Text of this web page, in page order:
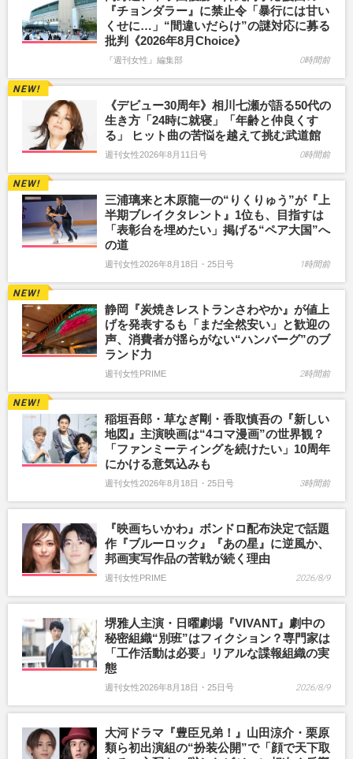
『チョンダラー』に禁止令「暴行には甘い
くせに…」“間違いだらけ”の謎対応に募る
批判《2026年8月Choice》
『週刊女性』編集部 0時間前
《デビュー30周年》相川七瀬が語る50代の
生き方「24時に就寝」「年齢と仲良くす
る」 ヒット曲の苦悩を越えて挑む武道館
週刊女性2026年8月11日号 0時間前
三浦璃来と木原龍一の“りくりゅう”が『上
半期ブレイクタレント』1位も、目指すは
「表彰台を埋めたい」掲げる“ペア大国”へ
の道
週刊女性2026年8月18日・25日号 1時間前
静岡『炭焼きレストランさわやか』が値上
げを発表するも「まだ全然安い」と歓迎の
声、消費者が揺らがない“ハンバーグ”のブ
ランド力
週刊女性PRIME 2時間前
稲垣吾郎・草なぎ剛・香取慎吾の『新しい
地図』主演映画は“4コマ漫画”の世界観？
「ファンミーティングを続けたい」10周年
にかける意気込みも
週刊女性2026年8月18日・25日号 3時間前
『映画ちいかわ』ボンドロ配布決定で話題
作『ブルーロック』『あの星』に逆風か、
邦画実写作品の苦戦が続く理由
週刊女性PRIME 2026/8/9
堺雅人主演・日曜劇場『VIVANT』劇中の
秘密組織“別班”はフィクション？専門家は
「工作活動は必要」リアルな諜報組織の実
態
週刊女性2026年8月18日・25日号 2026/8/9
大河ドラマ『豊臣兄弟！』山田涼介・栗原
類ら初出演組の“扮装公開”で「顔で天下取